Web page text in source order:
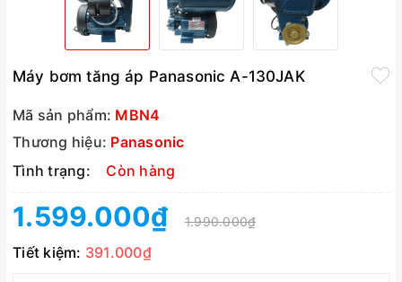
Máy bơm tăng áp Panasonic A-130JAK
Mã sản phẩm: MBN4
Thương hiệu: Panasonic
Tình trạng:
Còn hàng
1.599.000₫ 1.990.000₫
Tiết kiệm: 391.000₫